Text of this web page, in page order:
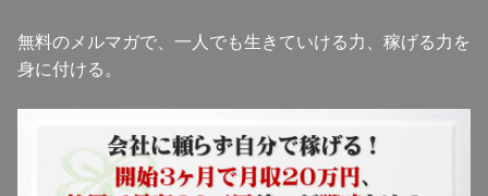
無料のメルマガで、一人でも生きていける力、稼げる力を
身に付ける。